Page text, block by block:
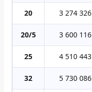
20 3 274 326
20/5 3 600 116
25 4 510 443
32 5 730 086